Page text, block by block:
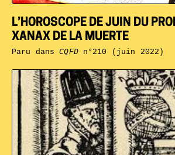
L’HOROSCOPE DE JUIN DU
XANAX DE LA MUERTE
Paru dansCQFDn°210 (juin 2022)